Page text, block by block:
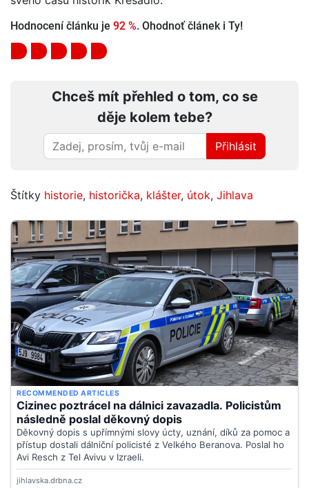
Hodnocení článku je 92 %. Ohodnoť článek i Ty!
Chceš mít přehled o tom, co se
děje kolem tebe?
Přihlásit
Štítky historie, historička, klášter, útok, Jihlava